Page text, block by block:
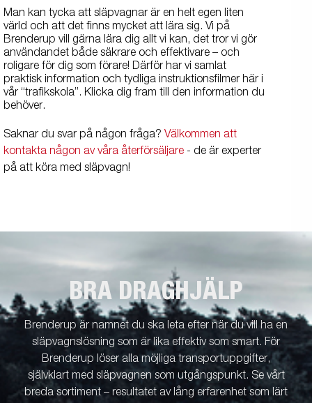
Man kan tycka att släpvagnar är en helt egen liten
värld och att det finns mycket att lära sig. Vi på
Brenderup vill gärna lära dig allt vi kan, det tror vi gör
användandet både säkrare och effektivare – och
roligare för dig som förare! Därför har vi samlat
praktisk information och tydliga instruktionsfilmer här i
vår “trafikskola”. Klicka dig fram till den information du
behöver.
Saknar du svar på någon fråga? Välkommen att
kontakta någon av våra återförsäljare - de är experter
på att köra med släpvagn!
BRA DRAGHJÄLP
Brenderup är namnet du ska leta efter när du vill ha en
släpvagnslösning som är lika effektiv som smart. För
Brenderup löser alla möjliga transportuppgifter,
självklart med släpvagnen som utgångspunkt. Se vårt
breda sortiment – resultatet av lång erfarenhet som lärt